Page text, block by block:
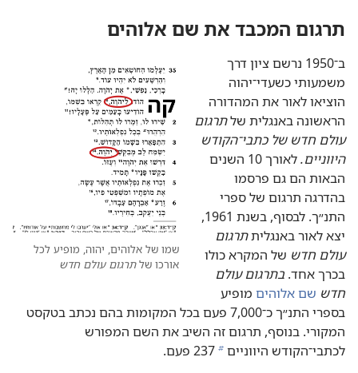
תרגום המכבד את שם אלוהים
שמו של אלוהים,‏ יהוה,‏ מופיע לכל
אורכו שלתרגום עולם חדש
ב־1950 נרשם ציון דרך
משמעותי כשעדי־יהוה
הוציאו לאור את המהדורה
הראשונה באנגלית שלתרגום
עולם חדש של כתבי־הקודש
היווניים.‏
לאורך 10 השנים
הבאות הם גם פרסמו
בהדרגה תרגום של ספרי
התנ״ך.‏ לבסוף,‏ בשנת 1961,‏
יצא לאור באנגליתתרגום
עולם חדש של המקרא כולו
בכרך אחד.‏ בתרגום עולם
חדש שם אלוהים מופיע
בספרי התנ״ך כ־000,‏7 פעם בכל המקומות בהם נכתב בטקסט
המקורי.‏ בנוסף,‏ תרגום זה השיב את השם המפורש
לכתבי־הקודש היוונייםb